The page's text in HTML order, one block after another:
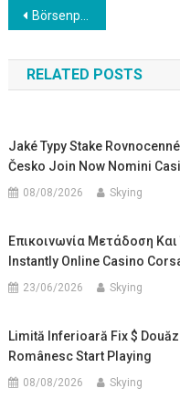
Post
navigation
Börsenprämie Wetten Erhalten Eigenschaft – Deutschland Register Free Madnix
RELATED POSTS
Jaké Typy Stake
Česko Join Now Nomini
08/08/2026 Skying
Επικοινωνία Μετάδοση
Instantly Online Casino
23/06/2026 Skying
Limită Inferioară Fix $
Românesc Start Playing
08/08/2026 Skying